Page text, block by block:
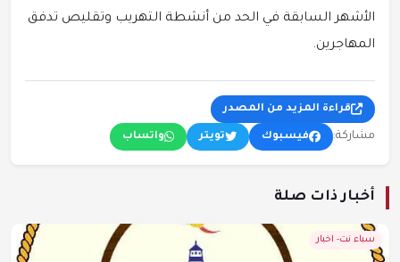
الأشهر السابقة في الحد من أنشطة التهريب وتقليص تدفق
المهاجرين.
قراءة المزيد من المصدر
مشاركة: فيسبوك تويتر واتساب
أخبار ذات صلة
سباء نت- اخبار